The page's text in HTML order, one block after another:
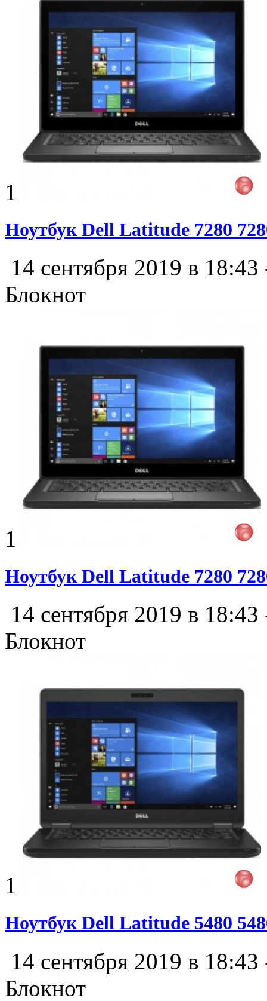
1
Ноутбук Dell Latitude 7280
14 сентября 2019 в
Блокнот
1
Ноутбук Dell Latitude 7280
14 сентября 2019 в
Блокнот
1
Ноутбук Dell Latitude 5480
14 сентября 2019 в
Блокнот